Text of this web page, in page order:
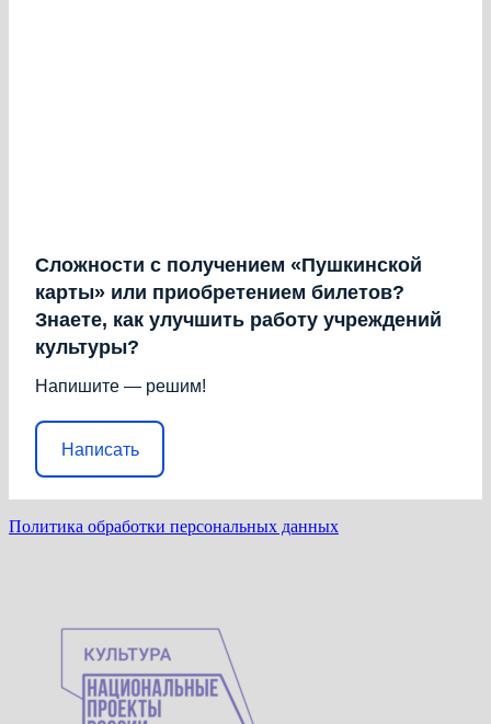
Сложности с получением «Пушкинской
карты» или приобретением билетов?
Знаете, как улучшить работу учреждений
культуры?
Напишите — решим!
Написать
Политика обработки персональных данных